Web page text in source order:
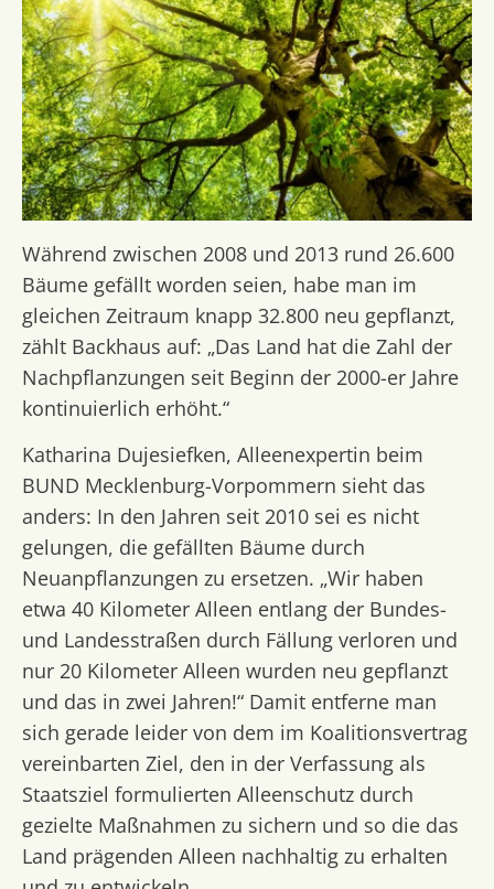
Während zwischen 2008 und 2013 rund 26.600
Bäume gefällt worden seien, habe man im
gleichen Zeitraum knapp 32.800 neu gepflanzt,
zählt Backhaus auf: „Das Land hat die Zahl der
Nachpflanzungen seit Beginn der 2000-er Jahre
kontinuierlich erhöht.“
Katharina Dujesiefken, Alleenexpertin beim
BUND Mecklenburg-Vorpommern sieht das
anders: In den Jahren seit 2010 sei es nicht
gelungen, die gefällten Bäume durch
Neuanpflanzungen zu ersetzen. „Wir haben
etwa 40 Kilometer Alleen entlang der Bundes-
und Landesstraßen durch Fällung verloren und
nur 20 Kilometer Alleen wurden neu gepflanzt
und das in zwei Jahren!“ Damit entferne man
sich gerade leider von dem im Koalitionsvertrag
vereinbarten Ziel, den in der Verfassung als
Staatsziel formulierten Alleenschutz durch
gezielte Maßnahmen zu sichern und so die das
Land prägenden Alleen nachhaltig zu erhalten